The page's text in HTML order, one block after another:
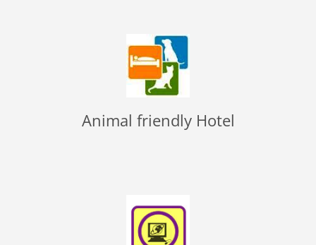
Animal friendly Hotel